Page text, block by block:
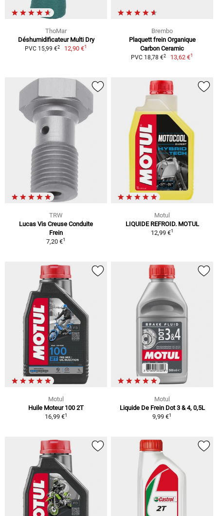
ThoMar
Déshumidificateur Multi Dry
PVC 15,99 €2 12,90 €1
Brembo
Plaquett frein Organique
Carbon Ceramic
PVC 18,78 €2 13,62 €1
TRW
Lucas Vis Creuse Conduite
Frein
7,20 €1
Motul
LIQUIDE REFROID. MOTUL
12,99 €1
Motul
Huile Moteur 100 2T
16,99 €1
Motul
Liquide De Frein Dot 3 & 4, 0,5L
9,99 €1